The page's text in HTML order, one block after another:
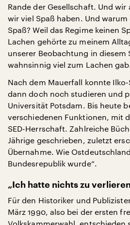
Rande der Gesellschaft. Und
wir viel Spaß haben. Und
Spaß? Weil das Regime keinen
Lachen gehörte zu meinem
unserer Beobachtung in diesem
wahnsinnig viel zum Lachen
Nach dem Mauerfall konnte
dann doch noch studieren und
Universität Potsdam. Bis heute
verschiedenen Funktionen, mit
SED-Herrschaft. Zahlreiche
Jährige geschrieben, zuletzt
Übernahme. Wie
Bundesrepublik wurde“.
„Ich hatte nichts zu
Für den Historiker und
März 1990, also bei der ersten